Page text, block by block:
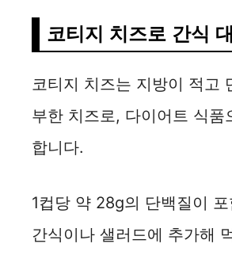
코티지 치즈로 간식
코티지 치즈는 지방이 적고
부한 치즈로, 다이어트 식품
합니다.
1컵당 약 28g의 단백질이
간식이나 샐러드에 추가해